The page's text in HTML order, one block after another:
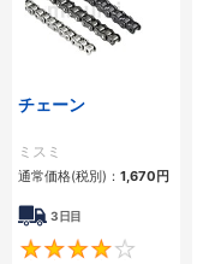
チェーン
ミスミ
通常価格(税別)： 1,670円
3日目